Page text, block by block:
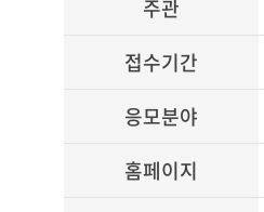
주관
접수기간
응모분야
홈페이지